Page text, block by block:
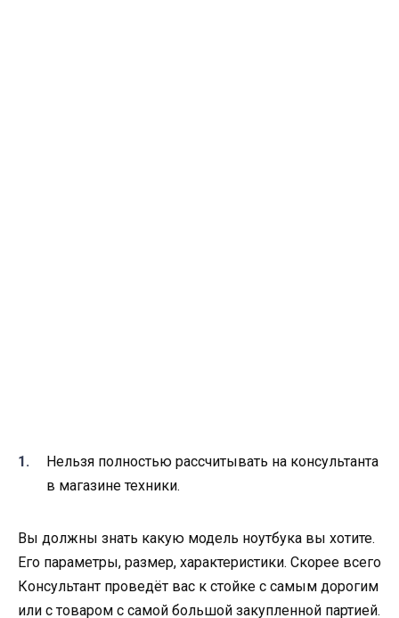
Нельзя полностью рассчитывать на консультанта
в магазине техники.
Вы должны знать какую модель ноутбука вы хотите.
Его параметры, размер, характеристики. Скорее всего
Консультант проведёт вас к стойке с самым дорогим
или с товаром с самой большой закупленной партией.